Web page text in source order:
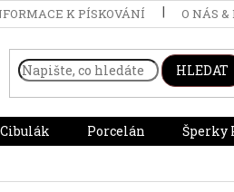
K PÍSKOVÁNÍ O NÁS &
HLEDAT
Cibulák Porcelán Šperky